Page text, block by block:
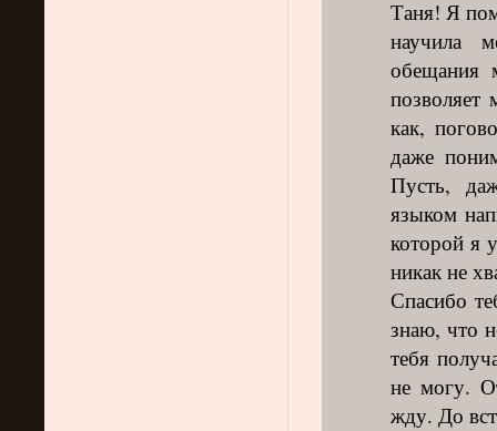
Таня! Я
научила
обещания
позволяет
как,
даже
Пусть,
языком
которой я
никак не
Спасибо
знаю, что
тебя
не могу.
жду. До